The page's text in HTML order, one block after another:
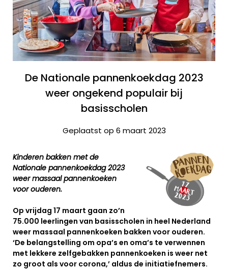
De Nationale pannenkoekdag 2023
weer ongekend populair bij
basisscholen
Geplaatst op 6 maart 2023
Kinderen bakken met de
Nationale pannenkoekdag 2023
weer massaal pannenkoeken
voor ouderen.
Op vrijdag 17 maart gaan zo’n
75.000 leerlingen van basisscholen in heel Nederland
weer massaal pannenkoeken bakken voor ouderen.
‘De belangstelling om opa’s en oma’s te verwennen
met lekkere zelfgebakken pannenkoeken is weer net
zo groot als voor corona,’ aldus de initiatiefnemers.